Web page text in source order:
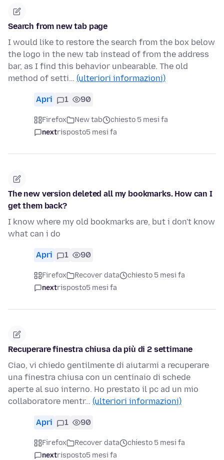
Search from new tab page
I would like to restore the search from the box below
the logo in the new tab instead of from the address
bar, as I find this behavior unbearable. The old
method of setti… (ulteriori informazioni)
Apri 1 90
Firefox New tab
chiesto 5 mesi fa
nextrisposto5 mesi fa
The new version deleted all my bookmarks. How can I
get them back?
I know where my old bookmarks are, but i don't know
what can i do
Apri 1 90
Firefox Recover data
chiesto 5 mesi fa
nextrisposto5 mesi fa
Recuperare finestra chiusa da più di 2 settimane
Ciao, vi chiedo gentilmente di aiutarmi a recuperare
una finestra chiusa con un centinaio di schede
aperte al suo interno. Ho prestato il pc ad un mio
collaboratore mentr… (ulteriori informazioni)
Apri 1 90
Firefox Recover data
chiesto 5 mesi fa
nextrisposto5 mesi fa